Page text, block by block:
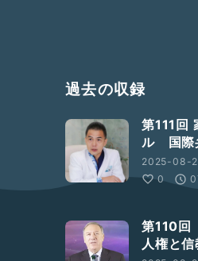
過去の収録
第111回
ル 国際
2025-08-
0
第110
人権と